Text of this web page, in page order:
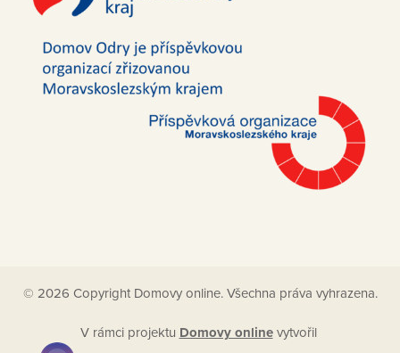
© 2026 Copyright Domovy online. Všechna práva vyhrazena.
V rámci projektu Domovy onlinevytvořil